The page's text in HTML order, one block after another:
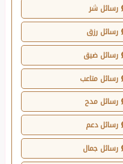
رسائل شر
رسائل رزق
رسائل ضيق
رسائل متاعب
رسائل مدح
رسائل دعم
رسائل جمال